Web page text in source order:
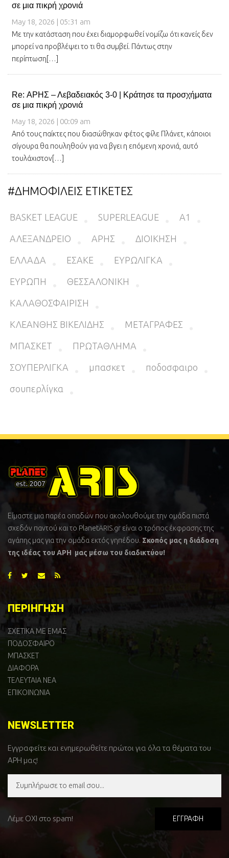
σε μια πικρή χρονιά
May 18, 2026 | 05:31 am
Με την κατάσταση που έχει διαμορφωθεί νομίζω ότι κανείς δεν
μπορεί να προβλέψει το τι θα συμβεί. Πάντως στην
περίπτωση[…]
Re: ΑΡΗΣ – Λεβαδειακός 3-0 | Κράτησε τα προσχήματα
σε μια πικρή χρονιά
May 18, 2026 | 00:09 am
Από τους παίκτες που διασώθηκαν φέτος φίλε Πλάνετ, κάποιοι
σίγουρα θα πουληθούν για να βγει η επόμενη χρονιά, αυτό
τουλάχιστον[…]
#ΔΗΜΟΦΙΛΕΙΣ ΕΤΙΚΕΤΕΣ
BASKET LEAGUE SUPERLEAGUE Α1
ΑΛΕΞΑΝΔΡΕΙΟ ΑΡΗΣ ΔΙΟΙΚΗΣΗ
ΕΛΛΑΔΑ ΕΣΑΚΕ ΕΥΡΩΛΙΓΚΑ
ΕΥΡΩΠΗ ΘΕΣΣΑΛΟΝΙΚΗ
ΚΑΛΑΘΟΣΦΑΙΡΙΣΗ
ΚΛΕΑΝΘΗΣ ΒΙΚΕΛΙΔΗΣ ΜΕΤΑΓΡΑΦΕΣ
ΜΠΑΣΚΕΤ ΠΡΩΤΑΘΛΗΜΑ
ΣΟΥΠΕΡΛΙΓΚΑ μπασκετ ποδοσφαιρο
σουπερλίγκα
Είμαστε μια παρέα οπαδών που ακολουθούμε την ομάδα πιστά
σχεδόν παντού και το PlanetARIS.gr είναι ο τρόπος έκφρασης της
αγάπης μας για την ομάδα εκτός γηπέδου. Σκοπός μας η διάδοση
της ιδέας του ΑΡΗ μας μέσω του διαδικτύου!
ΠΕΡΙΗΓΗΣΗ
ΣΧΕΤΙΚΑ ΜΕ ΕΜΑΣ
ΠΟΔΟΣΦΑΙΡΟ
ΜΠΑΣΚΕΤ
ΔΙΑΦΟΡΑ
ΤΕΛΕΥΤΑΙΑ ΝΕΑ
ΕΠΙΚΟΙΝΩΝΙΑ
NEWSLETTER
Εγγραφείτε και ενημερωθείτε πρώτοι για όλα τα θέματα του
ΑΡΗ μας!
Λέμε ΟΧΙ στο spam!